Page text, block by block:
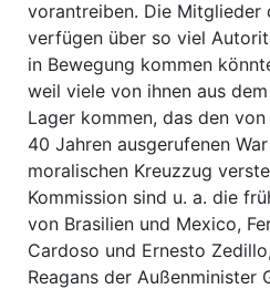
vorantreiben. Die Mitglieder
verfügen über so viel
in Bewegung kommen
weil viele von ihnen aus
Lager kommen, das den
40 Jahren ausgerufenen
moralischen Kreuzzug
Kommission sind u. a. die
von Brasilien und Mexico,
Cardoso und Ernesto
Reagans der Außenminister